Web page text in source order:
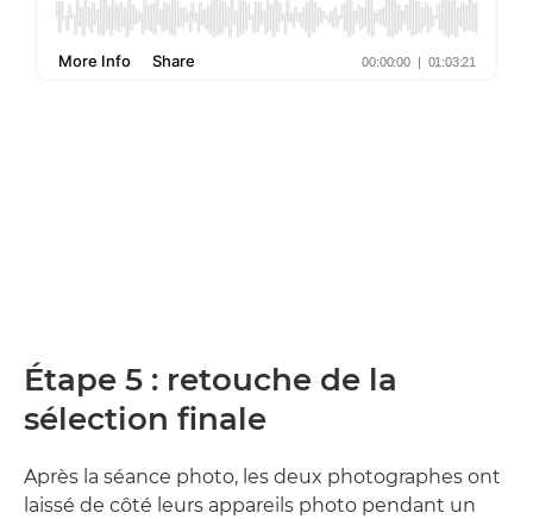
Étape 5 : retouche de la
sélection finale
Après la séance photo, les deux photographes ont
laissé de côté leurs appareils photo pendant un